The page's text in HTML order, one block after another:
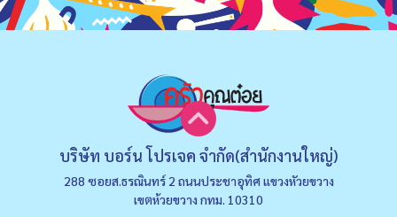
บริษัท บอร์น โปรเจค จำกัด(สำนักงานใหญ่)
288 ซอยส.ธรณินทร์ 2 ถนนประชาอุทิศ แขวงหัวยขวาง
เขตห้วยขวาง กทม. 10310